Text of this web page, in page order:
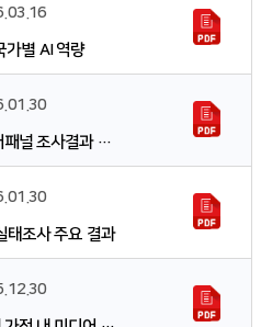
가별 AI 역량
사결과 주요 내용
태조사 주요 결과